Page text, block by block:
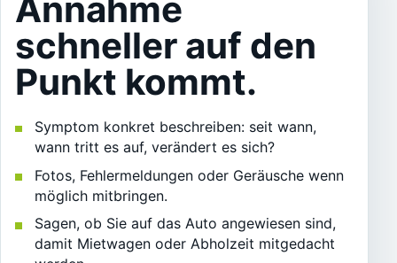
Annahme
schneller auf den
Punkt kommt.
Symptom konkret beschreiben: seit wann,
wann tritt es auf, verändert es sich?
Fotos, Fehlermeldungen oder Geräusche wenn
möglich mitbringen.
Sagen, ob Sie auf das Auto angewiesen sind,
damit Mietwagen oder Abholzeit mitgedacht